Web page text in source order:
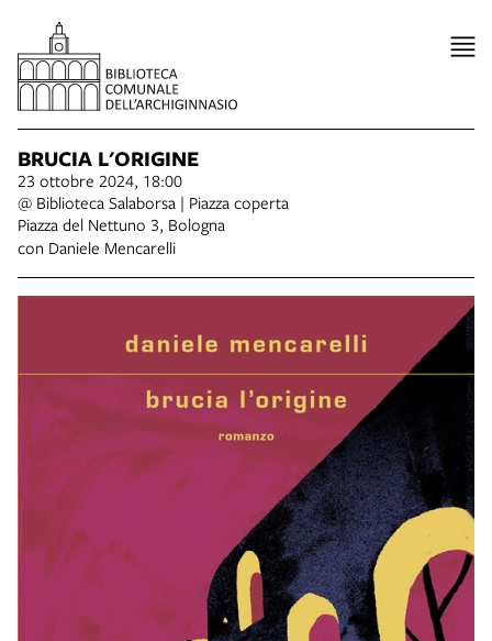
BRUCIA L'ORIGINE
23 ottobre 2024, 18:00
@ Biblioteca Salaborsa | Piazza coperta
Piazza del Nettuno 3, Bologna
con Daniele Mencarelli